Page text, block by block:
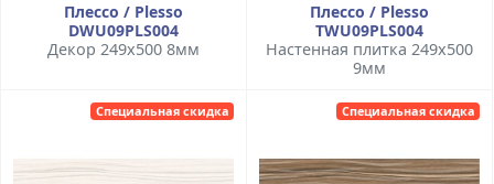
Плессо / Plesso
DWU09PLS004
Декор 249x500 8мм
Плессо / Plesso
TWU09PLS004
Настенная плитка 249x500
9мм
Специальная скидка Специальная скидка